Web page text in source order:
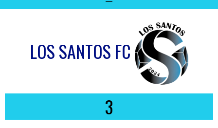
LOS SANTOS FC
3